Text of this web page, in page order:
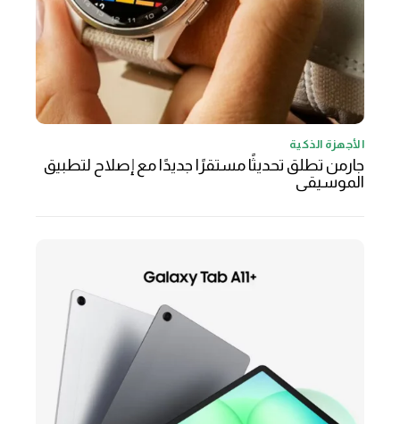
الأجهزة الذكية
جارمن تطلق تحديثًا مستقرًا جديدًا مع إصلاح لتطبيق
الموسيقى